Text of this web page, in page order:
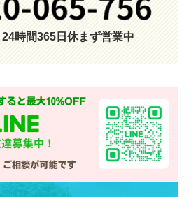
24時間365日休まず営業中